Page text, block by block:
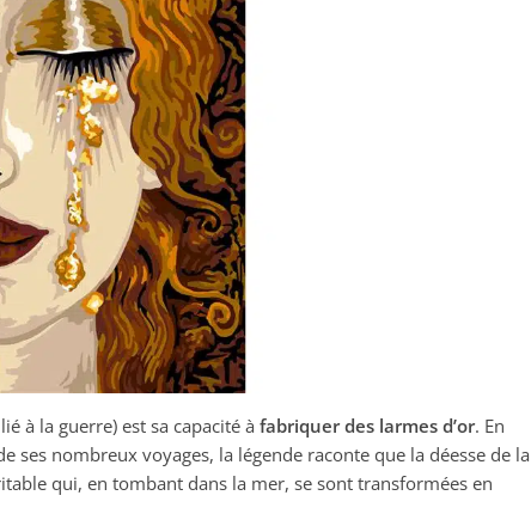
à la guerre) est sa capacité à fabriquer des larmes d’or. En
ses nombreux voyages, la légende raconte que la déesse de la
qui, en tombant dans la mer, se sont transformées en